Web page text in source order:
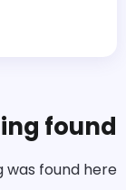
found!
found here!